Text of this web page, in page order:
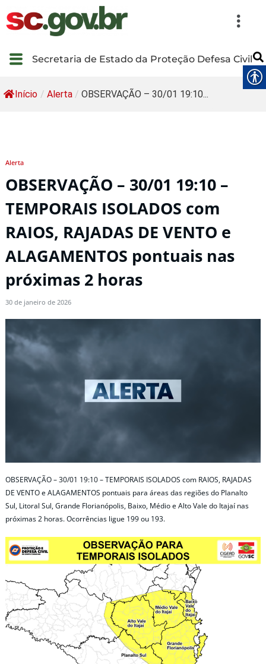
Secretaria de Estado da Proteção Defesa Civil
Início / Alerta / OBSERVAÇÃO – 30/01 19:10...
Alerta
OBSERVAÇÃO – 30/01 19:10 –
TEMPORAIS ISOLADOS com
RAIOS, RAJADAS DE VENTO e
ALAGAMENTOS pontuais nas
próximas 2 horas
30 de janeiro de 2026
OBSERVAÇÃO – 30/01 19:10 – TEMPORAIS ISOLADOS com RAIOS, RAJADAS
DE VENTO e ALAGAMENTOS pontuais para áreas das regiões do Planalto
Sul, Litoral Sul, Grande Florianópolis, Baixo, Médio e Alto Vale do Itajaí nas
próximas 2 horas. Ocorrências ligue 199 ou 193.